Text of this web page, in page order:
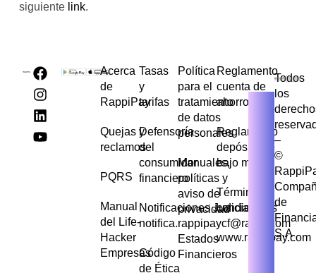
siguiente link.
Acerca
de
RappiPay
Quejas y
reclamos
PQRS
Manual
del Life-
Hacker
Empresas
Tasas
y
tarifas
Defensoría
del
consumidor
financiero
Notificaciones Judiciales
notifica.rappipaycf@rappi.com
Código
de Ética
Política
para el
tratamiento
de datos
personales
Manuales,
políticas y
aviso de
privacidad
Estados
Financieros
Reglamento
cuenta de
ahorros
Reglamento
depósito de
bajo monto
Términos y
condiciones
www.rappipay.com
Todos
los
–
©
de
S.A